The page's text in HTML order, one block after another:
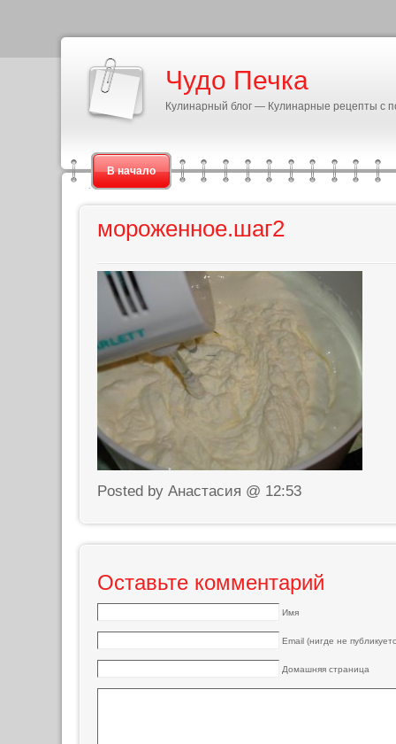
Чудо Печка
Кулинарный блог — Кулинарные рецепты с
В начало
мороженное.шаг2
Posted by Анастасия @ 12:53
Оставьте комментарий
Имя
Email (нигде не
Домашняя страница